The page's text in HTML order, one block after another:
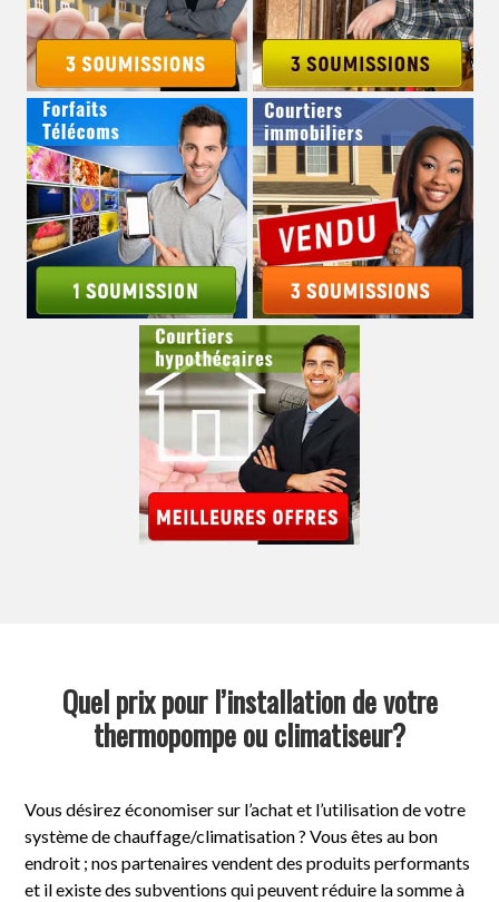
Quel prix pour l’installation de votre
thermopompe ou climatiseur?
Vous désirez économiser sur l’achat et l’utilisation de votre
système de chauffage/climatisation ? Vous êtes au bon
endroit ; nos partenaires vendent des produits performants
et il existe des subventions qui peuvent réduire la somme à